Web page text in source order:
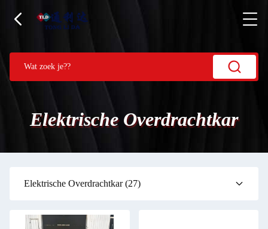
Elektrische Overdrachtkar
Elektrische Overdrachtkar(27)